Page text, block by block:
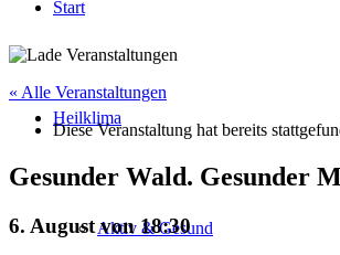
Start
Heilklima
Aktiv & Gesund
« Alle Veranstaltungen
Diese Veranstaltung hat bereits
Gesunder Wald. Gesunder
6. August von 18:30